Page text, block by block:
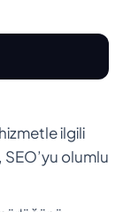
ilgili
olumlu